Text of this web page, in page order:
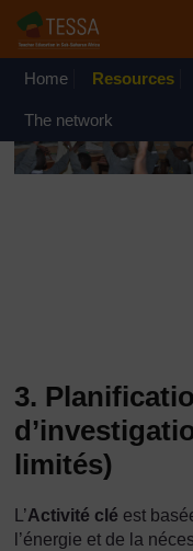
Passer au contenu principal
OpenLearn Create
August 2026 from
Home Resources
The network
3.
limités)
L’Activité clé est
l’énergie et de la